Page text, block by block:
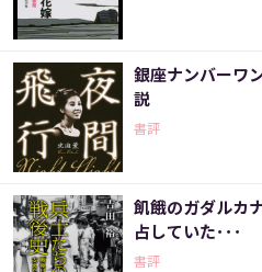
銀座ナンバーワ
説
書評
飢餓のガダルカ
占していた･･･
書評